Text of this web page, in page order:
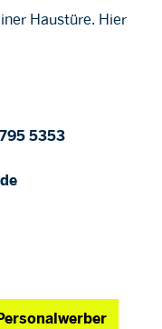
Haustüre. Hier
5353